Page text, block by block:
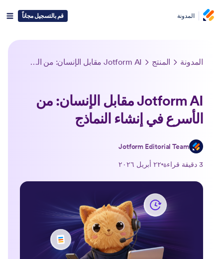
المدونة قم بالتسجيل مجاناً
المدونة المنتج Jotform AI مقابل الإنسان: من الأسرع في إنشاء النماذج
Jotform AI مقابل الإنسان: من
الأسرع في إنشاء النماذج
Jotform Editorial Team
3 دقيقة قراءة
٢٢ أبريل ٢٠٢٦